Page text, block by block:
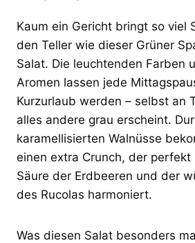
Kaum ein Gericht bringt so viel
den Teller wie dieser Grüner
Salat. Die leuchtenden Farben
Aromen lassen jede
Kurzurlaub werden – selbst an
alles andere grau erscheint.
karamellisierten Walnüsse
einen extra Crunch, der
Säure der Erdbeeren und der
des Rucolas harmoniert.
Was diesen Salat besonders